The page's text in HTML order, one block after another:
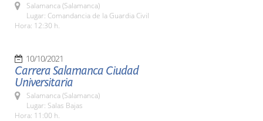
Salamanca (Salamanca)
Lugar: Comandancia de la Guardia Civil
Hora: 12:30 h.
10/10/2021
Carrera Salamanca Ciudad
Universitaria
Salamanca (Salamanca)
Lugar: Salas Bajas
Hora: 11:00 h.